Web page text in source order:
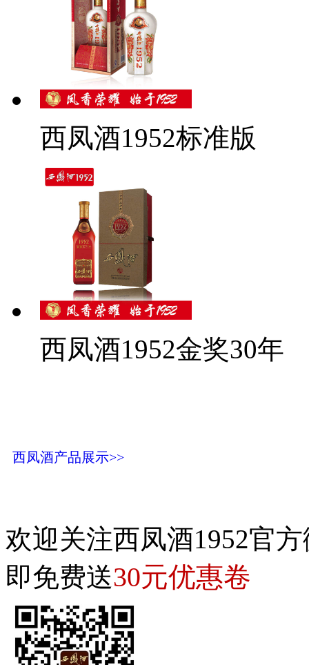
西凤酒1952标准版
西凤酒1952金奖30年
西凤酒产品展示>>
欢迎关注西凤酒1952官
即免费送30元优惠卷